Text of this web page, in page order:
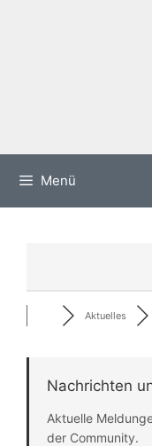
Menü
Aktuelles
Nachrichten
Aktuelle
der Community.